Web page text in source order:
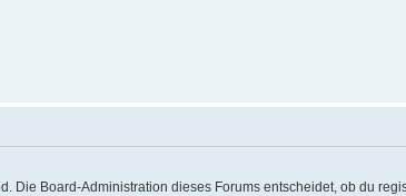
Die Board-Administration dieses Forums entscheidet, ob du